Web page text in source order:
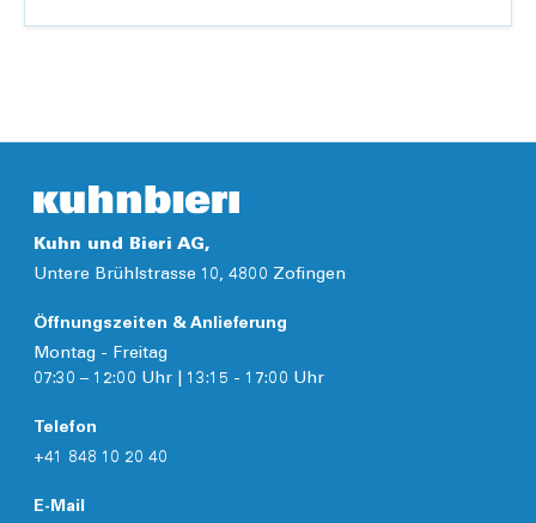
Kuhn und Bieri AG,
Untere Brühlstrasse 10, 4800 Zofingen
Öffnungszeiten & Anlieferung
Montag - Freitag
07:30 – 12:00 Uhr | 13:15 - 17:00 Uhr
Telefon
+41 848 10 20 40
E-Mail